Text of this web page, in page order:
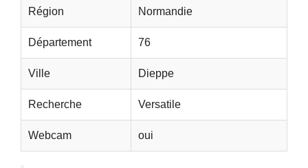
Région Normandie
Département 76
Ville Dieppe
Recherche Versatile
Webcam oui